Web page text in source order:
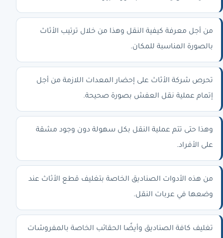
من أجل معرفة كيفية النقل وهذا من خلال ترتيب الأثاث
بالصورة المناسبة للمكان.
تحرص شركة الأثاث على إحضار المعدات اللازمة من أجل
إتمام عملية نقل العفش بصورة صحيحة.
وهذا حتى تتم عملية النقل بكل سهولة دون وجود مشقة
على الأفراد.
من هذه الأدوات الصناديق الخاصة بتغليف قطع الأثاث عند
وضعها في عربات النقل.
تغليف كافة الصناديق وأيضًا الحقائب الخاصة بالمفروشات